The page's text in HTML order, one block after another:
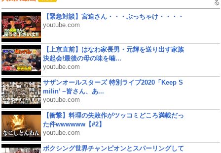
る
【緊急対談】宮迫さん・・・ぶっちゃけ・・・・
youtube.com
【上京直前】はなわ家長男・元輝を送り出す家族
決起会!最後の母の味を噛...
youtube.com
サザンオールスターズ 特別ライブ2020「Keep S
milin’ ~皆さん、あ...
youtube.com
【衝撃】料理の失敗作がツッコミどころ満載だっ
た件wwwwww【#2】
youtube.com
ボクシング世界チャンピオンとスパーリングして